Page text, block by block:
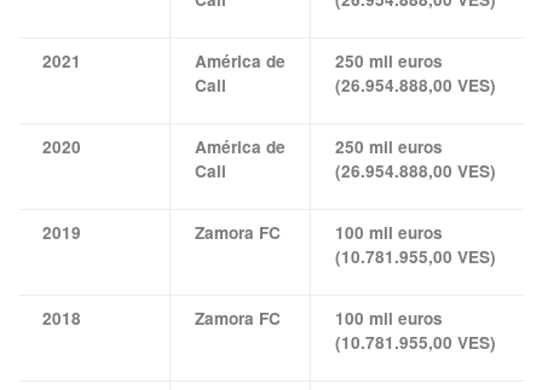
2021
América de
Cali
250 mil euros
(26.954.888,00 VES)
2020
América de
Cali
250 mil euros
(26.954.888,00 VES)
2019 Zamora FC
100 mil euros
(10.781.955,00 VES)
2018 Zamora FC
100 mil euros
(10.781.955,00 VES)